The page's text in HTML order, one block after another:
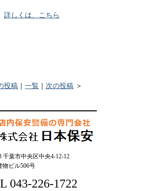
詳しくは、こちら
投稿 ｜ 一覧 ｜ 次の投稿 ＞
千葉市中央区中央4-12-12
ビル506号
043-226-1722